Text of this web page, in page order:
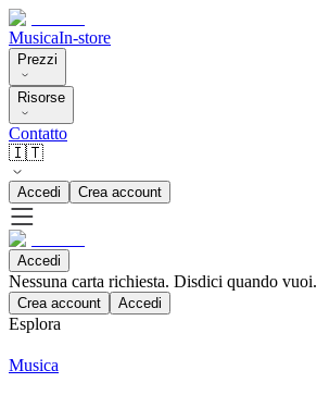
MusicaIn-store
Prezzi
Risorse
Contatto
🇮🇹
Accedi Crea account
Accedi
Nessuna carta richiesta. Disdici quando vuoi.
Crea account Accedi
Esplora
Musica